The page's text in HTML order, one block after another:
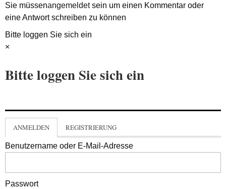
Sie müssenangemeldetsein um einen Kommentar oder
eine Antwort schreiben zu können
Bitte loggen Sie sich ein
×
Bitte loggen Sie sich ein
ANMELDEN REGISTRIERUNG
Benutzername oder E-Mail-Adresse
Passwort